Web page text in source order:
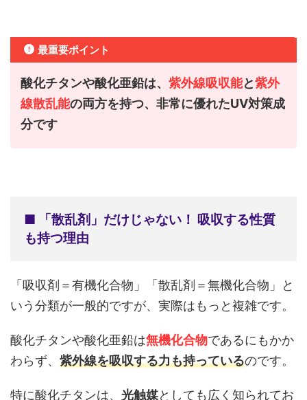
最重要ポイント
酸化チタンや酸化亜鉛は、 紫外線吸収能と紫外
線散乱能の両方を持つ、非常に優れたUV対策成
分です
■ 「散乱剤」だけじゃない！ 吸収する性質
も持つ理由
「吸収剤＝有機化合物」「散乱剤＝無機化合物」と
いう分類が一般的ですが、実際はもっと複雑です。
酸化チタンや酸化亜鉛は無機化合物であるにもかか
わらず、 紫外線を吸収する力も持っているのです。
特に酸化チタンは、 光触媒としても広く知られてお